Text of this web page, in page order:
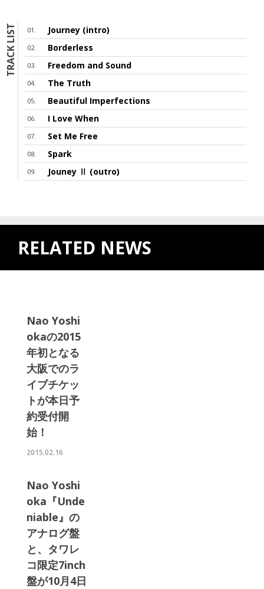
TRACK LIST
Journey (intro)
Borderless
Freedom and Sound
The Truth
Beautiful Imperfections
I Love When
Set Me Free
Spark
Jouney Ⅱ (outro)
RELATED NEWS
Nao Yoshi
okaの2015
年初となる
大阪でのラ
イブチケッ
トが本日予
約受付開
始！
2015.02.16
Nao Yoshi
oka『Unde
niable』の
アナログ盤
と、タワレ
コ限定7inch
盤が10月4日